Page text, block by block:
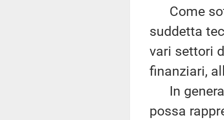
Come
suddetta
vari settori
finanziari,
In
possa